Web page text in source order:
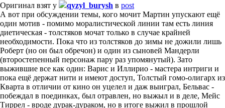
Оригинал взят у qyzyl_burysh в post
А вот при обсуждении темы, кого мочит Мартин упускают ещё
один мотив - помимо моралистической линии там есть линия
диетическая - толстяков мочат только в случае крайней
необходимости. Пока что из толстяков до зимы не дожили лишь
Роберт (но он был обречон) и один из сыновей Мандерли
(второстепенный персонаж пару раз упомянутый). Зато
выжившие все как один: Варис и Иллирио - мастера интриги и
пока ещё держат нити и имеют доступ, Толстый гомо-олигарх из
Кварта в отличии от кино он уцелел и даж выиграл, Бельвас -
побеждал в поединках, был отравлен, но выжыл и в деле, Мейс
Тиррел - вроде дурак-дураком, но в итоге выжил в прошлой